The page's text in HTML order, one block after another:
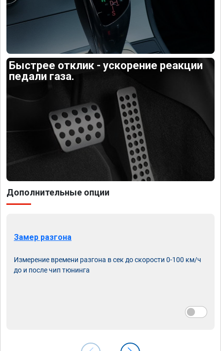
Быстрее отклик - ускорение реакции
педали газа.
Дополнительные опции
Замер разгона
Измерение времени разгона в сек до скорости 0-100 км/ч
до и после чип тюнинга